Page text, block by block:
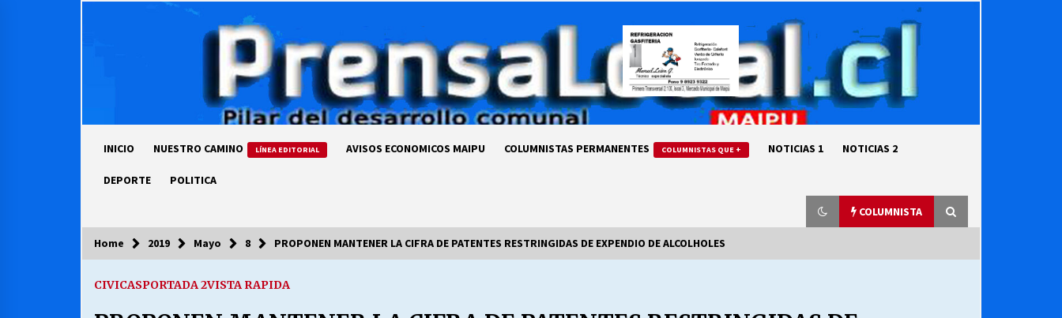
INICIO NUESTRO CAMINO LÍNEA EDITORIAL AVISOS ECONOMICOS MAIPU COLUMNISTAS PERMANENTES COLUMNISTAS QUE + NOTICIAS 1 NOTICIAS 2
DEPORTE POLITICA
COLUMNISTA
COLUMNISTA
luz… ¿Y cuándo van a bajar?
69 AÑOS DE HISTORIA
EL CUMPLEAÑOS 69
Home 2019 Mayo 8 PROPONEN MANTENER LA CIFRA DE PATENTES RESTRINGIDAS DE EXPENDIO DE ALCOLHOLES
CIVICASPORTADA 2VISTA RAPIDA